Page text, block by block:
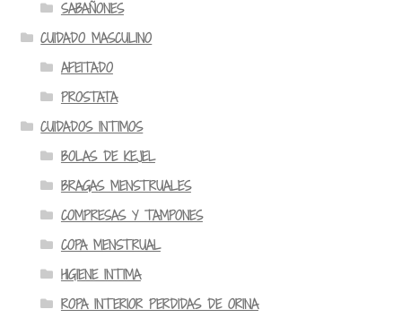
SABAÑONES
CUIDADO MASCULINO
AFEITADO
PROSTATA
CUIDADOS INTIMOS
BOLAS DE KEJEL
BRAGAS MENSTRUALES
COMPRESAS Y TAMPONES
COPA MENSTRUAL
HIGIENE INTIMA
ROPA INTERIOR PERDIDAS DE ORINA